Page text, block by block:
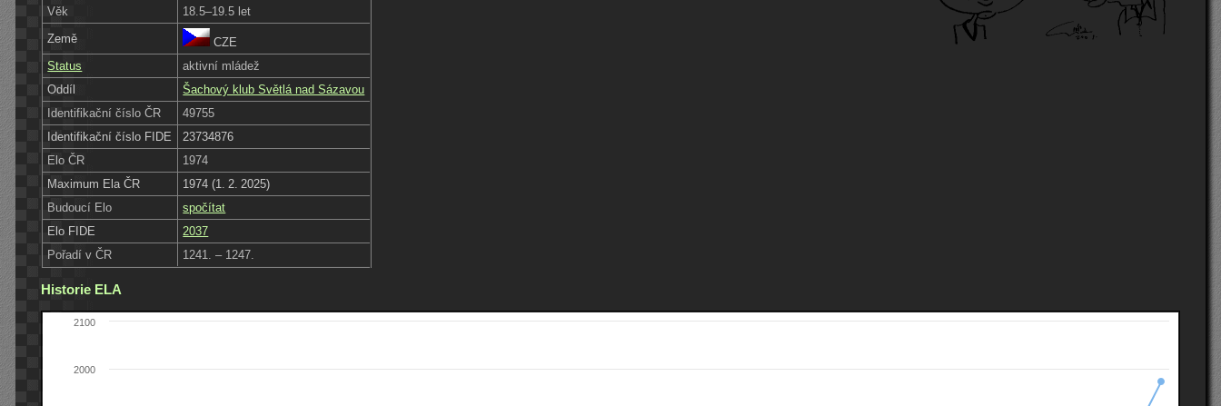
Věk
18.5–19.5 let
Země
CZE
Status
aktivní mládež
Oddíl
Šachový klub Světlá nad Sázavou
Identifikační číslo ČR
49755
Identifikační číslo FIDE
23734876
Elo ČR
1974
Maximum Ela ČR
1974 (1. 2. 2025)
Budoucí Elo
spočítat
Elo FIDE
2037
Pořadí v ČR
1241. – 1247.
Historie ELA
2000
2100